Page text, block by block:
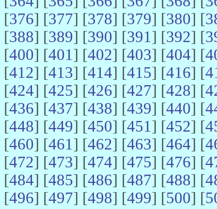
[376] [377] [378] [379] [380] [
[388] [389] [390] [391] [392] [
[400] [401] [402] [403] [404] [
[412] [413] [414] [415] [416] [
[424] [425] [426] [427] [428] [
[436] [437] [438] [439] [440] [
[448] [449] [450] [451] [452] [
[460] [461] [462] [463] [464] [
[472] [473] [474] [475] [476] [
[484] [485] [486] [487] [488] [
[496] [497] [498] [499] [500] [